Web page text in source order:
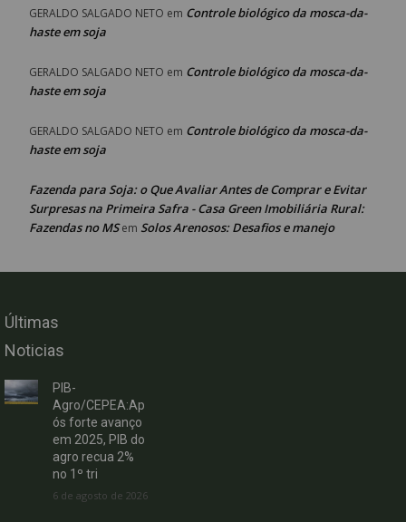
GERALDO SALGADO NETO em Controle biológico da mosca-da-
haste em soja
GERALDO SALGADO NETO em Controle biológico da mosca-da-
haste em soja
GERALDO SALGADO NETO em Controle biológico da mosca-da-
haste em soja
Fazenda para Soja: o Que Avaliar Antes de Comprar e Evitar
Surpresas na Primeira Safra - Casa Green Imobiliária Rural:
Fazendas no MSem Solos Arenosos: Desafios e manejo
Últimas
Noticias
PIB-
Agro/CEPEA:Ap
ós forte avanço
em 2025, PIB do
agro recua 2%
no 1º tri
6 de agosto de 2026